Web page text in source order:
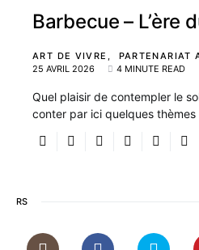
Barbecue – L’ère
ART DE VIVRE
PARTENARIAT
25 AVRIL 2026
4 MINUTE READ
Quel plaisir de contempler le
conter par ici quelques
RS